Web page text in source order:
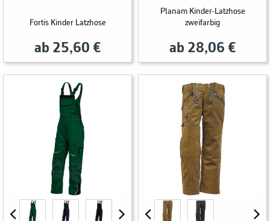
Fortis Kinder Latzhose
ab 25,60 €
Planam Kinder-Latzhose
zweifarbig
ab 28,06 €